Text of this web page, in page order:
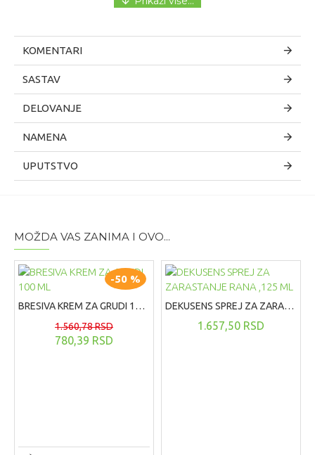
BRESIVA melem za bradavice:
• Štiti bradavice od isušivanja, pucanja i pojave
ragada • Pospešuje regeneraciju bradavica i
intenzivno neguje
• Dermatološki testiran
KOMENTARI
SASTAV
DELOVANJE
NAMENA
UPUTSTVO
MOŽDA VAS ZANIMA I OVO...
-50 %
BRESIVA KREM ZA GRUDI 100 ML
780,39 RSD
1.560,78 RSD
DEKUSENS SPREJ ZA ZARASTANJE RANA ,125 ML
1.657,50 RSD